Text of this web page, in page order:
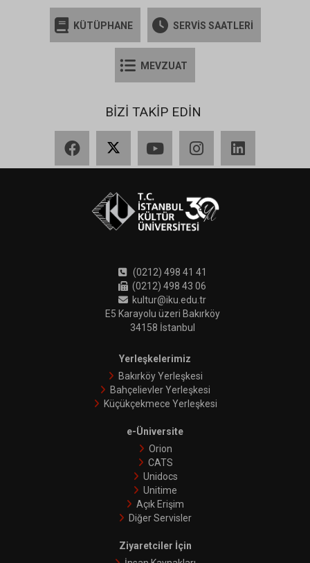
KÜTÜPHANE SERVİS SAATLERİ
MEVZUAT
BİZİ TAKİP EDİN
(0212) 498 41 41
(0212) 498 43 06
kultur@iku.edu.tr
E5 Karayolu üzeri Bakırköy
34158 İstanbul
Yerleşkelerimiz
Bakırköy Yerleşkesi
Bahçelievler Yerleşkesi
Küçükçekmece Yerleşkesi
e-Üniversite
Orion
CATS
Unidocs
Unitime
Açık Erişim
Diğer Servisler
Ziyaretciler İçin